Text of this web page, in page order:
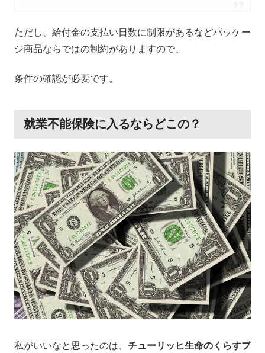
ただし、給付金の支払い日数に制限があるなどパッケー
ジ商品ならではの制約がありますので、
条件の確認が必要です。
就業不能保険に入るならどこの？
私がいいなと思ったのは、 チューリッヒ生命のくらすプ